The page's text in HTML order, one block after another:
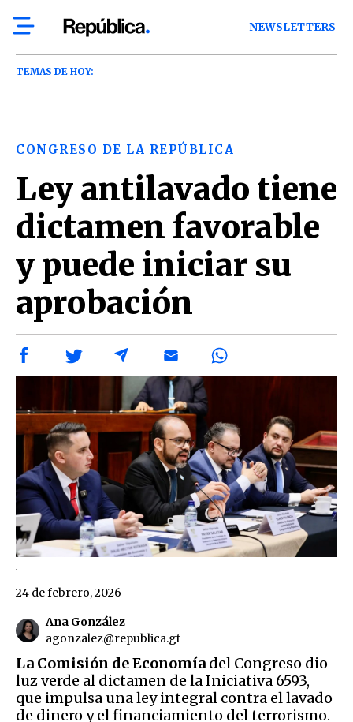
NEWSLETTERS
TEMAS DE HOY:
CONGRESO DE LA REPÚBLICA
Ley antilavado tiene
dictamen favorable
y puede iniciar su
aprobación
.
Ana González
agonzalez@republica.gt
24 de febrero, 2026
La Comisión de Economía del Congreso dio
luz verde al dictamen de la Iniciativa 6593,
que impulsa una ley integral contra el lavado
de dinero y el financiamiento del terrorismo.